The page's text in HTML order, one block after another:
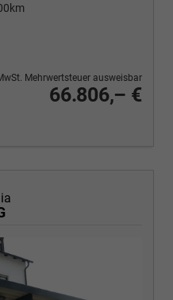
66.806,– €
Mehrwertsteuer ausweisbar